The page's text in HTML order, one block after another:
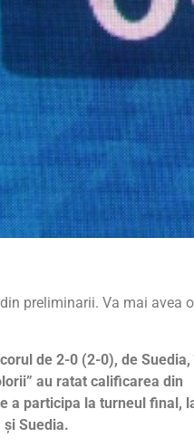
preliminarii. Va mai avea o
de 2-0 (2-0), de Suedia,
au ratat calificarea din
a participa la turneul final,
Suedia.